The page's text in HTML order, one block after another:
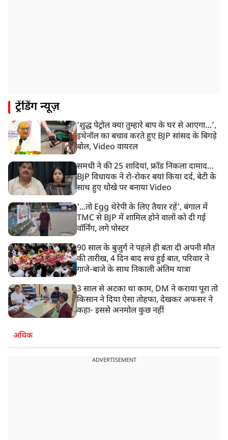
झारखंड विधानसभा के करीब पहुंचे छात्र प्रदर्शनकारी, तार वाले
11:24 AM
दिल्ली में AAP विधायक अजय दत्त के दक्षिणपुरी स्थित दफ़्तर के
बाहर BJP का प्रदर्शन
ट्रेंडिंग न्यूज़
‘शुद्ध पेट्रोल क्या तुम्हारे बाप के घर से आएगा…’,
इथेनॉल का बचाव करते हुए BJP सांसद के बिगड़े
बोल, Video वायरल
समधी ने की 25 शादियां, फ्रॉड निकला दामाद…
BJP विधायक ने रो-रोकर बयां किया दर्द, बेटी के
साथ हुए धोखे पर बनाया Video
'...तो Egg थेरेपी के लिए तैयार रहें', बंगाल में
TMC से BJP में शामिल होने वालों को दी गई
वॉर्निंग, लगे पोस्टर
90 साल के बुजुर्ग ने पहले ही बता दी अपनी मौत
की तारीख, 4 दिन बाद सच हुई बात, परिवार ने
गाजे-बाजे के साथ निकाली अंतिम यात्रा
3 साल से अटका था काम, DM ने कराया पूरा तो
किसान ने दिया ऐसा तोहफा, देखकर अफसर ने
कहा- इससे अनमोल कुछ नहीं
अधिक
ADVERTISEMENT